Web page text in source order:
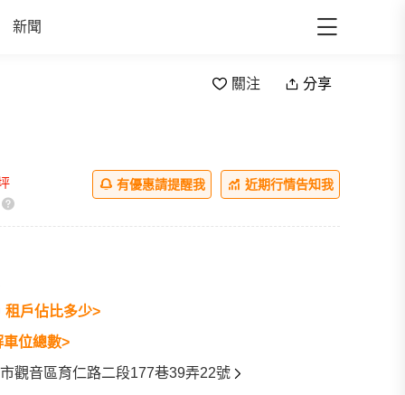
新聞
關注 分享
有優惠請提醒我 近期行情告知我
租戶佔比多少>
車位總數>
觀音區育仁路二段177巷39弄22號